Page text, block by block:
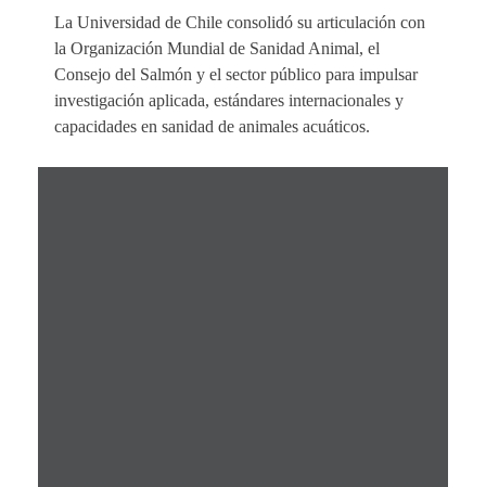
La Universidad de Chile consolidó su articulación con
la Organización Mundial de Sanidad Animal, el
Consejo del Salmón y el sector público para impulsar
investigación aplicada, estándares internacionales y
capacidades en sanidad de animales acuáticos.